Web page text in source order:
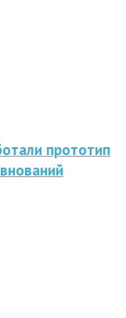
прототип